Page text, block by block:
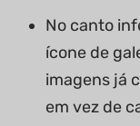
No canto
ícone de
imagens já
em vez de